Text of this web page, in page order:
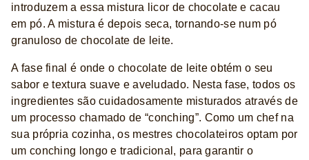
introduzem a essa mistura licor de chocolate e cacau
em pó. A mistura é depois seca, tornando-se num pó
granuloso de chocolate de leite.
A fase final é onde o chocolate de leite obtém o seu
sabor e textura suave e aveludado. Nesta fase, todos os
ingredientes são cuidadosamente misturados através de
um processo chamado de “conching”. Como um chef na
sua própria cozinha, os mestres chocolateiros optam por
um conching longo e tradicional, para garantir o